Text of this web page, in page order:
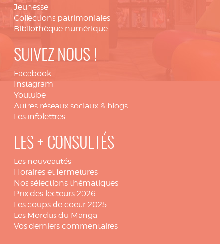
Jeunesse
Collections patrimoniales
Bibliothèque numérique
SUIVEZ NOUS !
Facebook
Instagram
Youtube
Autres réseaux sociaux & blogs
Les infolettres
LES + CONSULTÉS
Les nouveautés
Horaires et fermetures
Nos sélections thématiques
Prix des lecteurs 2026
Les coups de coeur 2025
Les Mordus du Manga
Vos derniers commentaires